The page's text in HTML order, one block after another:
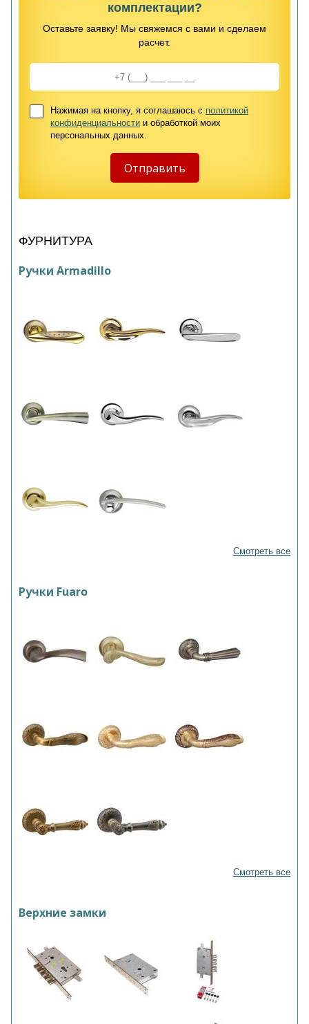
комплектации?
Оставьте заявку! Мы свяжемся с вами и сделаем
расчет.
Нажимая на кнопку, я соглашаюсь с политикой
конфиденциальности и обработкой моих
персональных данных.
ФУРНИТУРА
Ручки Armadillo
Смотреть все
Ручки Fuaro
Смотреть все
Верхние замки